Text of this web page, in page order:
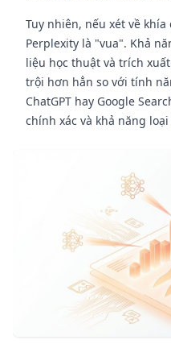
Tuy nhiên, nếu xét về khía
Perplexity là "vua". Khả
liệu học thuật và trích
trội hơn hẳn so với tính
ChatGPT hay Google
chính xác và khả năng